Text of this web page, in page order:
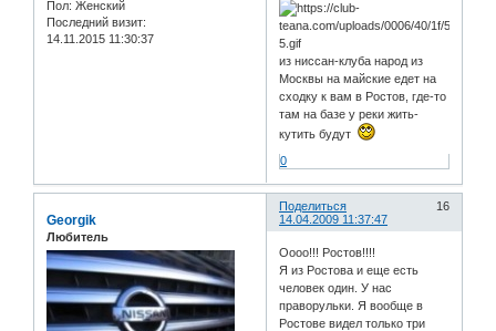
Пол: Женский
Последний визит:
14.11.2015 11:30:37
из ниссан-клуба народ из
Москвы на майские едет на
сходку к вам в Ростов, где-то
там на базе у реки жить-
кутить будут
0
Поделиться
16
14.04.2009 11:37:47
Georgik
Любитель
Оооо!!! Ростов!!!!
Я из Ростова и еще есть
человек один. У нас
праворульки. Я вообще в
Ростове видел только три